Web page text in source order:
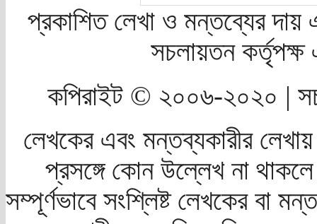
প্রকাশিত লেখা ও মন্তব্যের দায়
সচলায়তন
কপিরাইট © ২০০৬-২০২০ |
লেখকের এবং মন্তব্যকারীর
প্রসঙ্গে কোন উল্লেখ না
সম্পূর্ণভাবে সংশ্লিষ্ট লেখকের বা